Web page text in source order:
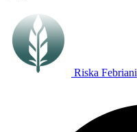
Riska Febriani